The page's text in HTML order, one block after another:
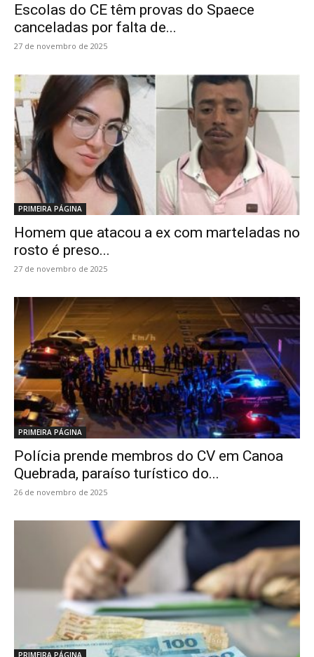
Escolas do CE têm provas do Spaece
canceladas por falta de...
27 de novembro de 2025
PRIMEIRA PÁGINA
Homem que atacou a ex com marteladas no
rosto é preso...
27 de novembro de 2025
PRIMEIRA PÁGINA
Polícia prende membros do CV em Canoa
Quebrada, paraíso turístico do...
26 de novembro de 2025
PRIMEIRA PÁGINA